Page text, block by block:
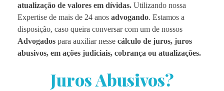
atualização de valores em dívidas. Utilizando nossa
Expertise de mais de 24 anos advogando. Estamos a
disposição, caso queira conversar com um de nossos
Advogados para auxiliar nesse cálculo de juros, juros
abusivos, em ações judiciais, cobrança ou atualizações.
Juros Abusivos?